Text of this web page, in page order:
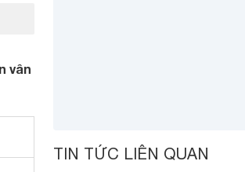
vân
TIN TỨC LIÊN QUAN